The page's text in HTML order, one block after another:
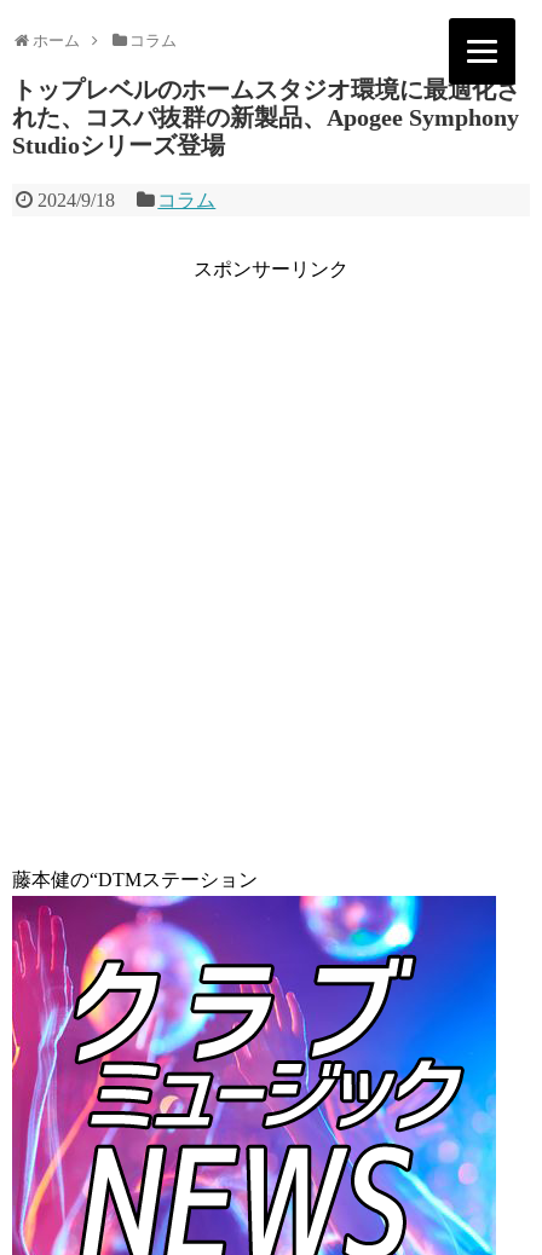
ホーム コラム
トップレベルのホームスタジオ環境に最適化さ
れた、コスパ抜群の新製品、Apogee Symphony
Studioシリーズ登場
2024/9/18 コラム
スポンサーリンク
藤本健の“DTMステーション